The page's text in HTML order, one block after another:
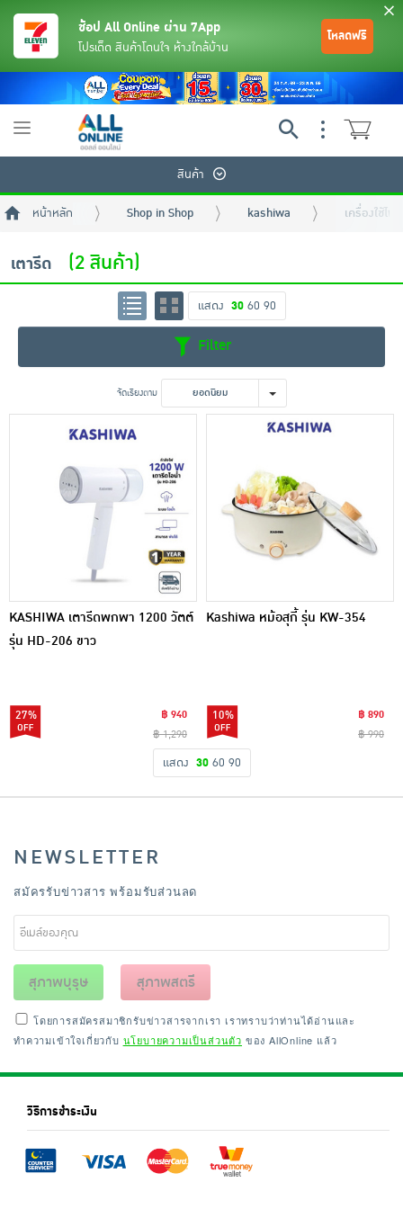
ขนมขบเคี้ยว และช็อคโกแลต
อาหารสด ผัก ผลไม้และเบเกอรี่
ช้อป All Online ผ่าน 7App
โปรเด็ด สินค้าโดนใจ ห้างใกล้บ้าน
โหลดฟรี
Toggle
สินค้า
หน้าหลัก Shop in Shop kashiwa เครื่องใช้ไ
เตารีด (2 สินค้า)
แสดง 30 60 90
Filter
จัดเรียงตาม ยอดนิยม
KASHIWA เตารีดพกพา 1200 วัตต์
รุ่น HD-206 ขาว
27%
฿ 940
฿ 1,290
Kashiwa หม้อสุกี้ รุ่น KW-354
10%
฿ 890
฿ 990
แสดง 30 60 90
NEWSLETTER
สมัครรับข่าวสาร พร้อมรับส่วนลด
สุภาพบุรุษ สุภาพสตรี
โดยการสมัครสมาชิกรับข่าวสารจากเรา เราทราบว่าท่านได้อ่านและ
ทำความเข้าใจเกี่ยวกับ นโยบายความเป็นส่วนตัว ของ AllOnline แล้ว
วิธีการชำระเงิน